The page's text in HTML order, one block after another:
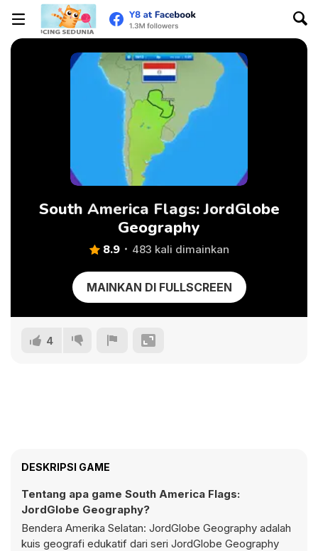
South America Flags: JordGlobe
Geography
8.9 483 kali dimainkan
MAINKAN DI FULLSCREEN
4
DESKRIPSI GAME
Tentang apa game South America Flags:
JordGlobe Geography?
Bendera Amerika Selatan: JordGlobe Geography adalah
kuis geografi edukatif dari seri JordGlobe Geography